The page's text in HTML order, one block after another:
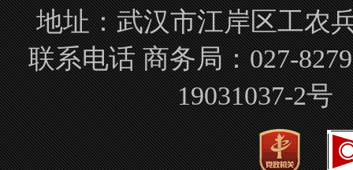
地址：武汉市江岸区工
联系电话 商务局：027-
19031037-2号